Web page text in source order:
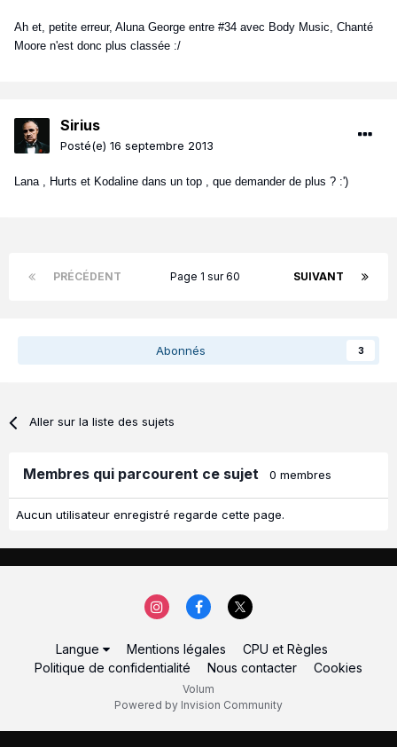
Ah et, petite erreur, Aluna George entre #34 avec Body Music, Chanté
Moore n'est donc plus classée :/
Sirius
Posté(e) 16 septembre 2013
Lana , Hurts et Kodaline dans un top , que demander de plus ? :')
PRÉCÉDENT SUIVANT
Page 1 sur 60
Abonnés 3
Aller sur la liste des sujets
Membres qui parcourent ce sujet 0 membres
Aucun utilisateur enregistré regarde cette page.
Langue Mentions légales
CPU et Règles
Politique de confidentialité
Nous contacter Cookies
Volum
Powered by Invision Community